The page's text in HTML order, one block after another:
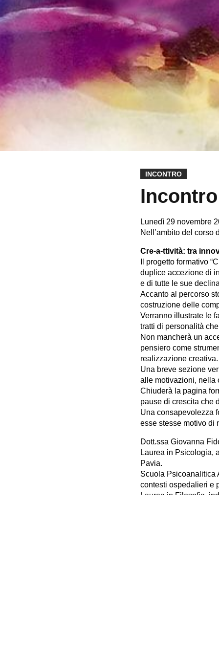
INCONTRO
Lunedì 29 novembre
Nell’ambito del corso
Cre-a-ttività: tra
Il progetto formativo
duplice accezione di
e di tutte le sue
Accanto al percorso
costruzione delle
Verranno illustrate le
tratti di personalità
Non mancherà un
pensiero come
realizzazione creativa.
Una breve sezione
alle motivazioni, nella
Chiuderà la pagina
pause di crescita che
Una consapevolezza
esse stesse motivo di
Dott.ssa Giovanna
Laurea in Psicologia,
Pavia.
Scuola Psicoanalitica
contesti ospedalieri e
Laurea in Filosofia,